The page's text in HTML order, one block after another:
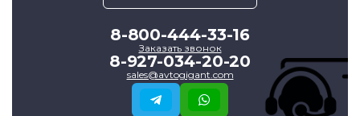
8-800-444-33-16
Заказать звонок
8-927-034-20-20
sales@avtogigant.com